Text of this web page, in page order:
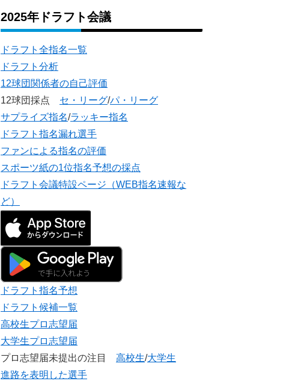
2025年ドラフト会議
ドラフト全指名一覧
ドラフト分析
12球団関係者の自己評価
12球団採点 セ・リーグ/パ・リーグ
サプライズ指名/ラッキー指名
ドラフト指名漏れ選手
ファンによる指名の評価
スポーツ紙の1位指名予想の採点
ドラフト会議特設ページ（WEB指名速報な
ど）
ドラフト指名予想
ドラフト候補一覧
高校生プロ志望届
大学生プロ志望届
プロ志望届未提出の注目 高校生/大学生
進路を表明した選手